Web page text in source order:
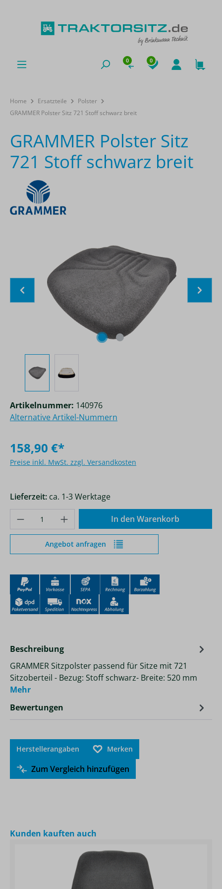
0 0
Home Ersatzteile
Polster
GRAMMER Polster Sitz 721 Stoff schwarz breit
GRAMMER Polster Sitz
721 Stoff schwarz breit
158,90 €*
Preise inkl. MwSt. zzgl. Versandkosten
Lieferzeit: ca. 1-3 Werktage
Artikelnummer: 140976
Alternative Artikel-Nummern
Produkt Anzahl: Gib den gewünschten
In den Warenkorb
Angebot anfragen
Beschreibung
GRAMMER Sitzpolster passend für Sitze mit 721
Sitzoberteil - Bezug: Stoff schwarz- Breite: 520 mm
Mehr
Bewertungen
Herstellerangaben Merken
Zum Vergleich hinzufügen
Produktgalerie überspringen
Kunden kauften auch